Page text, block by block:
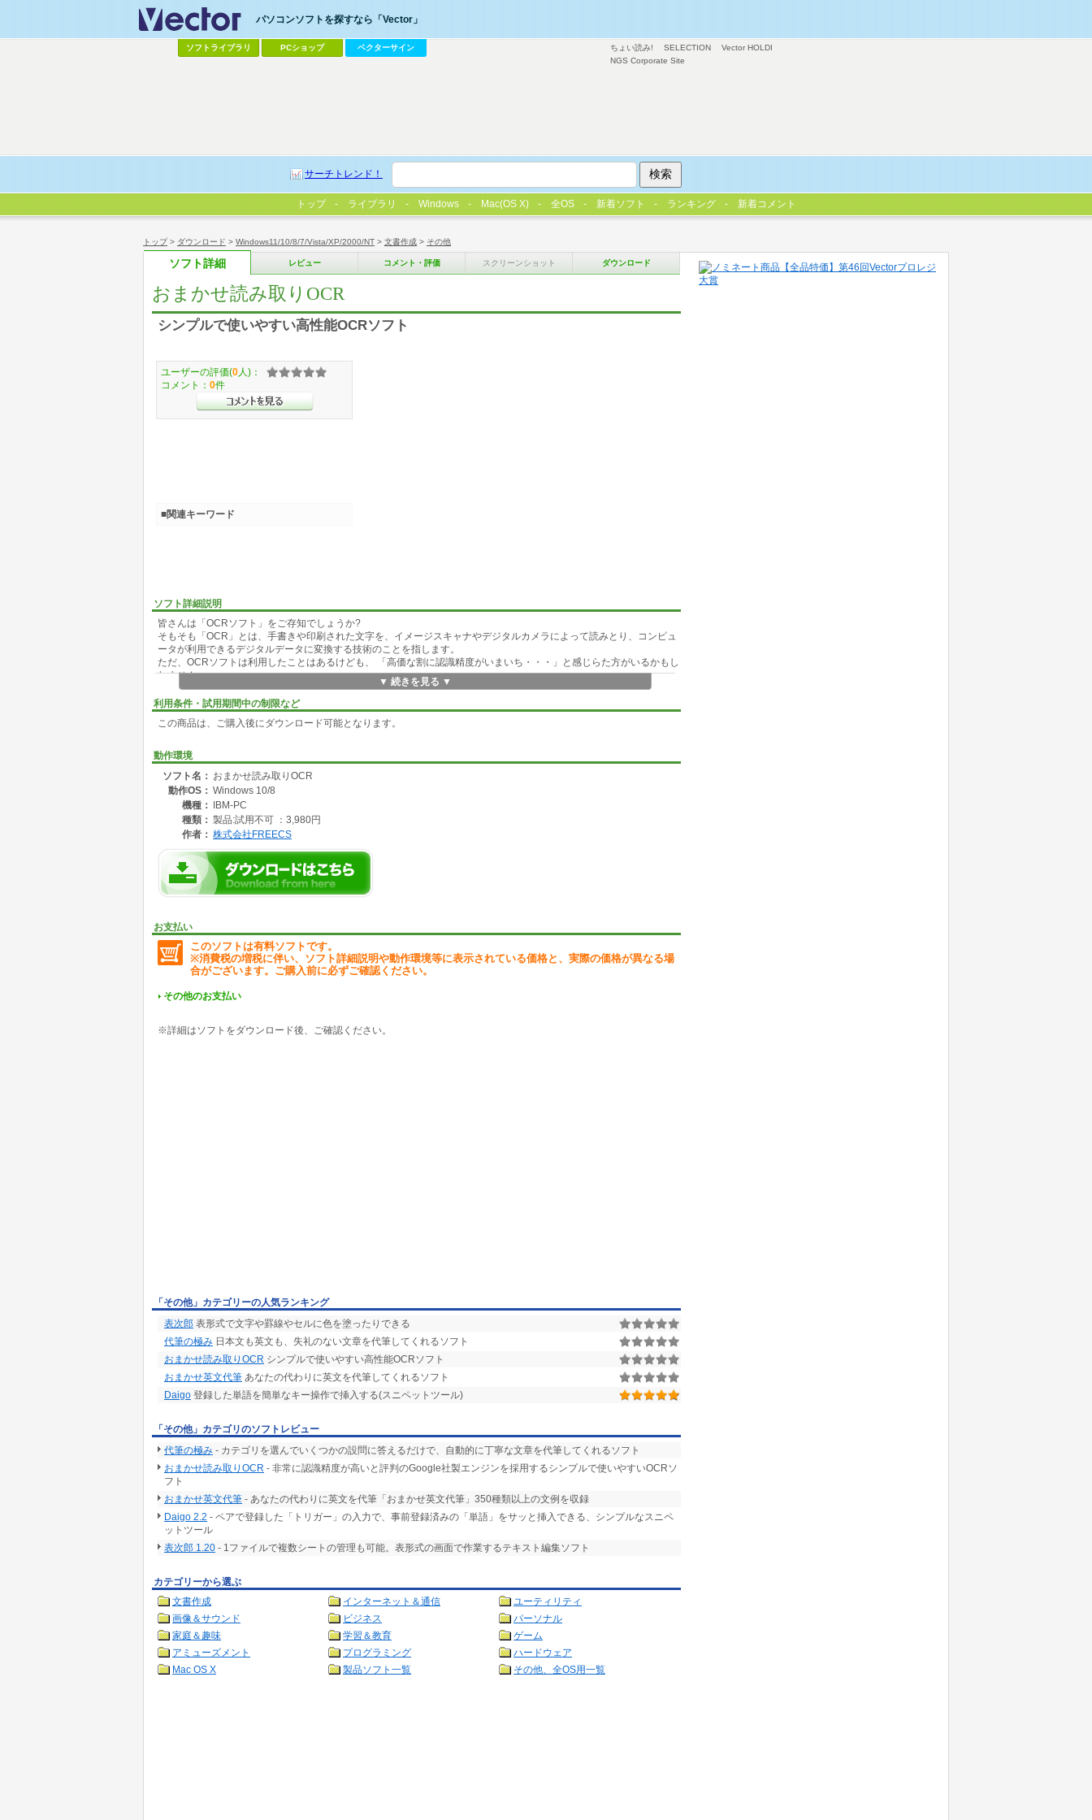
トップ> ダウンロード > Windows11/10/8/7/Vista/XP/2000/NT > 文書作成 > その他
ソフト詳細 レビュー コメント・評価 スクリーンショット ダウンロード
おまかせ読み取りOCR
シンプルで使いやすい高性能OCRソフト
ソフト詳細説明
皆さんは「OCRソフト」をご存知でしょうか?
そもそも「OCR」とは、手書きや印刷された文字を、イメージスキャナやデジタルカメラによって読みとり、コンピュ
ータが利用できるデジタルデータに変換する技術のことを指します。
ただ、OCRソフトは利用したことはあるけども、 「高価な割に認識精度がいまいち・・・」と感じらた方がいるかもし
れません。
本ソフトは、OCRソフトとしては低価格に抑えつつ、機能的にも使い勝手も他社には引けを取らない製品となっており
ます。 使えば便利なOCRソフトが、こんなにお手ごろ価格で手に入りますので、ご興味のある方は是非この機会にご利
用ください。
■対応OS:Windows 10/8.1
■CPU・メモリ:上記OSが正常に動作するCPU・メモリ
■必要ドライブ容量:70MB(インストール時)
■その他注意事項:インターネットへの接続環境必須(ユーザー登録時)、スキャナ(TWAIN対応)
詳細は、https://pcshop.vector.co.jp/service/catalogue/omakaseocr/ こちらをご覧ください。
▼ 続きを見る ▼
利用条件・試用期間中の制限など
この商品は、ご購入後にダウンロード可能となります。
動作環境
ソフト名： おまかせ読み取りOCR
動作OS： Windows 10/8
機種：
IBM-PC
種類： 製品:試用不可 ：3,980円
作者： 株式会社FREECS
お支払い
このソフトは有料ソフトです。
※消費税の増税に伴い、ソフト詳細説明や動作環境等に表示されている価格と、実際の価格が異なる場
合がございます。ご購入前に必ずご確認ください。
その他のお支払い
※詳細はソフトをダウンロード後、ご確認ください。
ユーザーの評価(0 人)：
コメント： 0件
■関連キーワード
「その他」カテゴリーの人気ランキング
表次郎 表形式で文字や罫線やセルに色を塗ったりできる
代筆の極み 日本文も英文も、失礼のない文章を代筆してくれるソフト
おまかせ読み取りOCR シンプルで使いやすい高性能OCRソフト
おまかせ英文代筆 あなたの代わりに英文を代筆してくれるソフト
Daigo 登録した単語を簡単なキー操作で挿入する(スニペットツール)
「その他」カテゴリのソフトレビュー
代筆の極み - カテゴリを選んでいくつかの設問に答えるだけで、自動的に丁寧な文章を代筆してくれるソフト
おまかせ読み取りOCR - 非常に認識精度が高いと評判のGoogle社製エンジンを採用するシンプルで使いやすいOCRソ
フト
おまかせ英文代筆 - あなたの代わりに英文を代筆「おまかせ英文代筆」350種類以上の文例を収録
Daigo 2.2 - ペアで登録した「トリガー」の入力で、事前登録済みの「単語」をサッと挿入できる、シンプルなスニペ
ットツール
表次郎 1.20 - 1ファイルで複数シートの管理も可能。表形式の画面で作業するテキスト編集ソフト
カテゴリーから選ぶ
文書作成
インターネット＆通信
ユーティリティ
画像＆サウンド
ビジネス
パーソナル
家庭＆趣味
学習＆教育
ゲーム
アミューズメント
プログラミング
ハードウェア
Mac OS X
製品ソフト一覧 その他、全OS用一覧
ちょい読み! SELECTION
Vector HOLDI
NGS Corporate Site
パソコンソフトを探すなら「Vector」
ソフトライブラリ PCショップ ベクターサイン
サーチトレンド！
トップ ライブラリ Windows Mac(OS X) 全OS 新着ソフト ランキング 新着コメント